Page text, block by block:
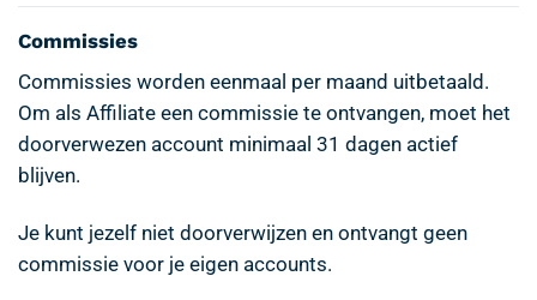
Commissies
Commissies worden eenmaal per maand uitbetaald.
Om als Affiliate een commissie te ontvangen, moet het
doorverwezen account minimaal 31 dagen actief
blijven.
Je kunt jezelf niet doorverwijzen en ontvangt geen
commissie voor je eigen accounts.